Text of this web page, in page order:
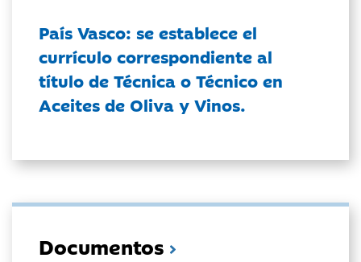
País Vasco: se establece el
currículo correspondiente al
título de Técnica o Técnico en
Aceites de Oliva y Vinos.
Documentos